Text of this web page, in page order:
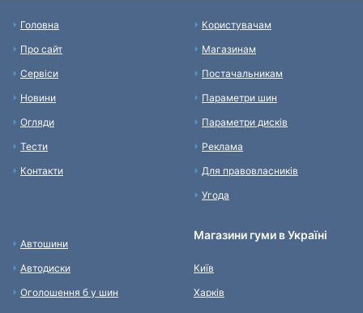
Головна
Про сайт
Сервіси
Новини
Огляди
Тести
Контакти
Користувачам
Магазинам
Постачальникам
Параметри шин
Параметри дисків
Реклама
Для правовласників
Угода
Автошини
Автодиски
Оголошення б у шин
Магазини гуми в Україні
Київ
Харків